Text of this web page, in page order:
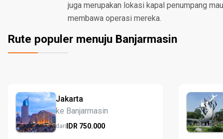
juga merupakan lokasi kapal penumpang
membawa operasi mereka.
Rute populer menuju Banjarmasin
Jakarta
ke Banjarmasin
dariIDR 750.000